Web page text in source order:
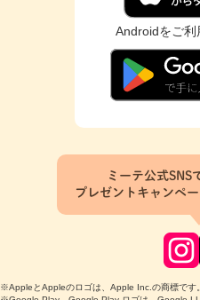
Androidをご利
ミーテ公式SNS
プレゼントキャンペ
※AppleとAppleのロゴは、Apple Inc.の商標です。